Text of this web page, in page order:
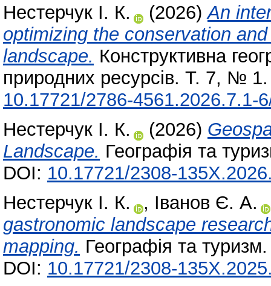
Нестерчук І. К.
(2026)An
optimizing the conservation
landscape. Конструктивна
природних ресурсів. Т. 7, №
10.17721/2786-4561.2026.7.1-
Нестерчук І. К.
(2026)
Landscape. Географія та
DOI: 10.17721/2308-
Нестерчук І. К.
, Іванов Є. А.
gastronomic landscape
mapping. Географія та
DOI: 10.17721/2308-